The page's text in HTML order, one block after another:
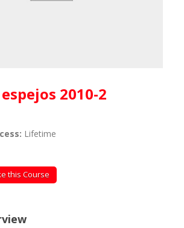
espejos 2010-2
Lifetime
this Course